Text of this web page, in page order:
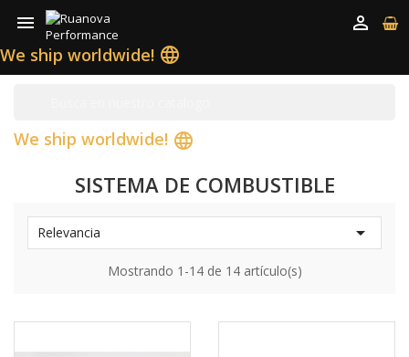


We ship worldwide! language
We ship worldwide! language
SISTEMA DE COMBUSTIBLE
Relevancia 
Mostrando 1-14 de 14 artículo(s)